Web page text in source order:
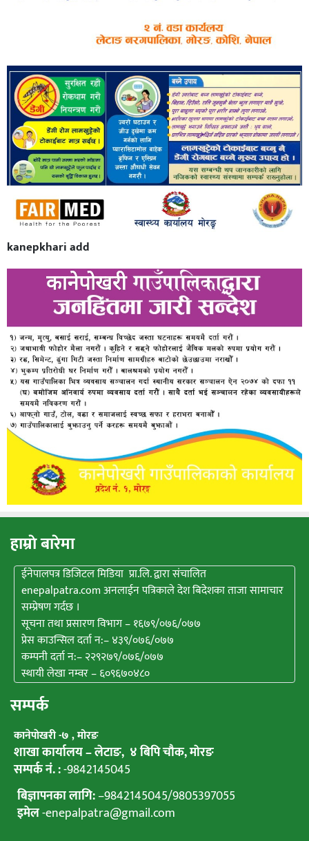
kanepkhari add
हाम्राे बारेमा
ईनेपालपत्र डिजिटल मिडिया प्रा.लि. द्वारा संचालित
enepalpatra.com अनलाईन पत्रिकाले देश बिदेशका ताजा सामाचार
सम्प्रेषण गर्दछ ।
सूचना तथा प्रसारण विभाग – १६७९/०७६/०७७
प्रेस काउन्सिल दर्ता न:– ४३९/०७६/०७७
कम्पनी दर्ता न:– २२९२७९/०७६/०७७
स्थायी लेखा नम्वर – ६०९६७०४८०
सम्पर्क
कानेपाेखरी -७ , मोरङ
शाखा कार्यालय – लेटाङ, ४ बिपि चाैक, माेरङ
सम्पर्क नं. :-9842145045
बिज्ञापनका लागि:–9842145045/9805397055
इमेल-enepalpatra@gmail.com